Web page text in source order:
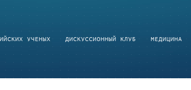
УЧЕНЫХ ДИСКУССИОННЫЙ КЛУБ МЕДИЦИНА